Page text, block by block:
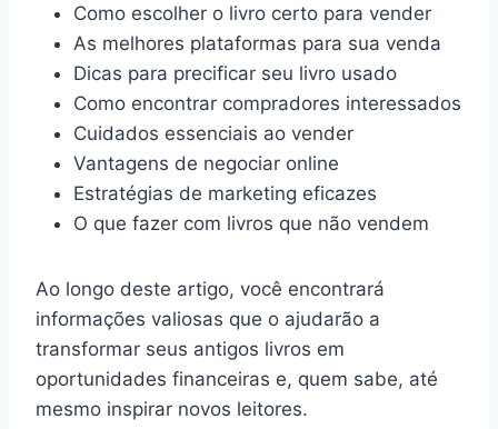
Como escolher o livro certo para vender
As melhores plataformas para sua venda
Dicas para precificar seu livro usado
Como encontrar compradores interessados
Cuidados essenciais ao vender
Vantagens de negociar online
Estratégias de marketing eficazes
O que fazer com livros que não vendem
Ao longo deste artigo, você encontrará
informações valiosas que o ajudarão a
transformar seus antigos livros em
oportunidades financeiras e, quem sabe, até
mesmo inspirar novos leitores.